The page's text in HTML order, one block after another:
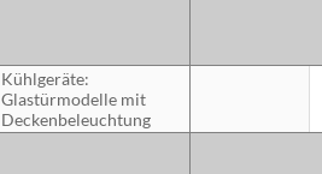
Kühlgeräte:
Glastürmodelle mit
Deckenbeleuchtung